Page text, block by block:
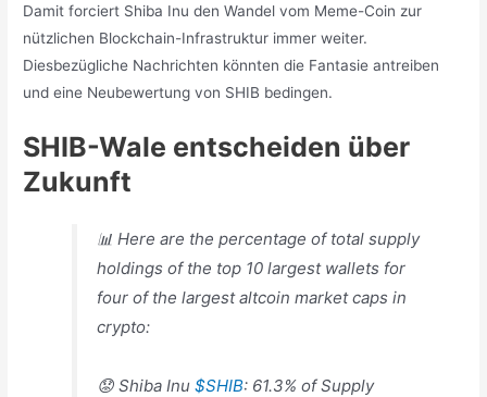
Damit forciert Shiba Inu den Wandel vom Meme-Coin zur
nützlichen Blockchain-Infrastruktur immer weiter.
Diesbezügliche Nachrichten könnten die Fantasie antreiben
und eine Neubewertung von SHIB bedingen.
SHIB-Wale entscheiden über
Zukunft
📊 Here are the percentage of total supply
holdings of the top 10 largest wallets for
four of the largest altcoin market caps in
crypto:
😟 Shiba Inu$SHIB: 61.3% of Supply